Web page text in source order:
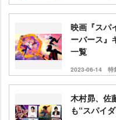
映画『スパ
ーバース』
一覧
2023-06-14 特
木村昴、佐
も“スパイ